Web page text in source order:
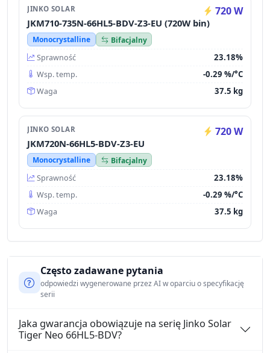
JINKO SOLAR 720 W
JKM710-735N-66HL5-BDV-Z3-EU (720W bin)
Monocrystalline
Bifacjalny
Sprawność
23.18%
Wsp. temp. -0.29 %/°C
Waga 37.5 kg
JINKO SOLAR 720 W
JKM720N-66HL5-BDV-Z3-EU
Monocrystalline
Bifacjalny
Sprawność
23.18%
Wsp. temp. -0.29 %/°C
Waga 37.5 kg
Często zadawane pytania
odpowiedzi wygenerowane przez AI w oparciu o specyfikację
serii
Jaka gwarancja obowiązuje na serię Jinko Solar
Tiger Neo 66HL5-BDV?